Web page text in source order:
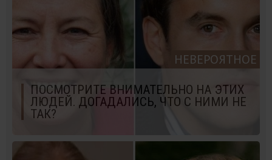
НЕВЕРОЯТНОЕ
ПОСМОТРИТЕ ВНИМАТЕЛЬНО НА ЭТИХ
ЛЮДЕЙ. ДОГАДАЛИСЬ, ЧТО С НИМИ НЕ
ТАК?